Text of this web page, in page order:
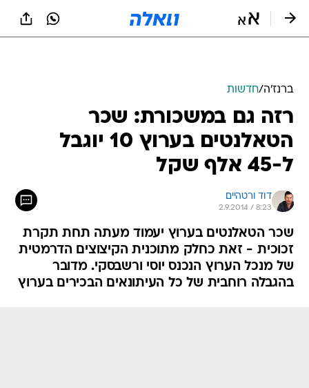
ברנז'ה/חדשות
רזה גם במשכורת: שכר
הטאלנטים בערוץ 10 יוגבל
ל-45 אלף שקל
דוד ורטהיים
2.9.2014 / 8:23
שכר הטאלנטים בערוץ יעמוד מעתה תחת תקרת
זכוכית - זאת כחלק מתוכנית הקיצוצים הדרמטית
של מנכל הערוץ הנכנס יוסי ורשבסקי. מדובר
בהגבלה רוחבית של כל העיתונאים הבכירים בערוץ